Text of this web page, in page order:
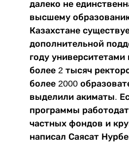
далеко не
высшему
Казахстане
дополнительной
году университетами
более 2 тысяч
более 2000
выделили акиматы.
программы
частных фондов и
написал Саясат